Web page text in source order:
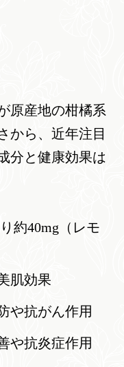
原産地の柑橘系
から、近年注目
分と健康効果は
約40mg（レモ
肌効果
や抗がん作用
や抗炎症作用